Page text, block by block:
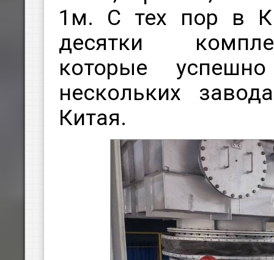
1м. С тех пор в
десятки
которые
нескольких
Китая.